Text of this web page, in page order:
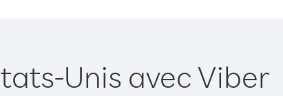
Unis avec Viber